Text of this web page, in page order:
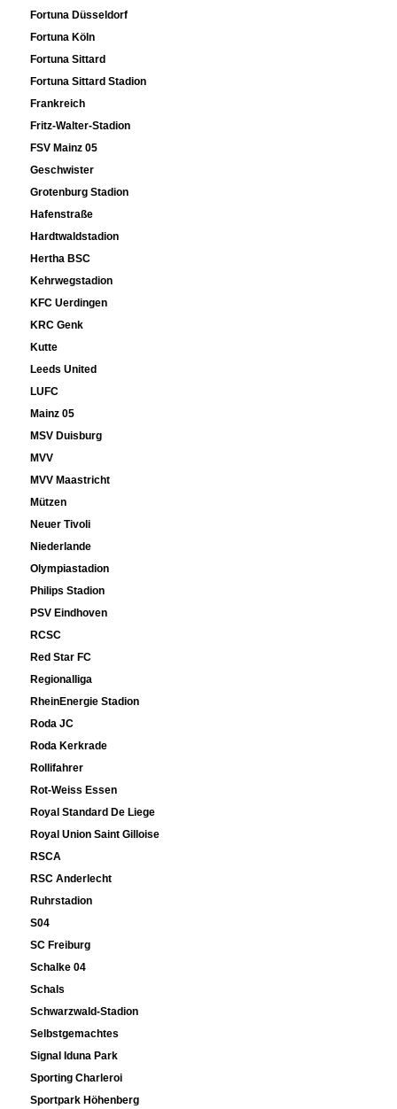
Fortuna Düsseldorf
Fortuna Köln
Fortuna Sittard
Fortuna Sittard Stadion
Frankreich
Fritz-Walter-Stadion
FSV Mainz 05
Geschwister
Grotenburg Stadion
Hafenstraße
Hardtwaldstadion
Hertha BSC
Kehrwegstadion
KFC Uerdingen
KRC Genk
Kutte
Leeds United
LUFC
Mainz 05
MSV Duisburg
MVV
MVV Maastricht
Mützen
Neuer Tivoli
Niederlande
Olympiastadion
Philips Stadion
PSV Eindhoven
RCSC
Red Star FC
Regionalliga
RheinEnergie Stadion
Roda JC
Roda Kerkrade
Rollifahrer
Rot-Weiss Essen
Royal Standard De Liege
Royal Union Saint Gilloise
RSCA
RSC Anderlecht
Ruhrstadion
S04
SC Freiburg
Schalke 04
Schals
Schwarzwald-Stadion
Selbstgemachtes
Signal Iduna Park
Sporting Charleroi
Sportpark Höhenberg